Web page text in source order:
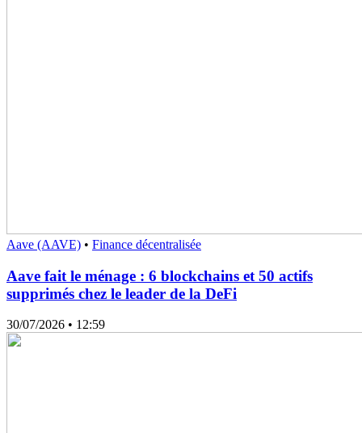
Aave (AAVE) • Finance décentralisée
Aave fait le ménage : 6 blockchains et 50 actifs
supprimés chez le leader de la DeFi
30/07/2026 • 12:59